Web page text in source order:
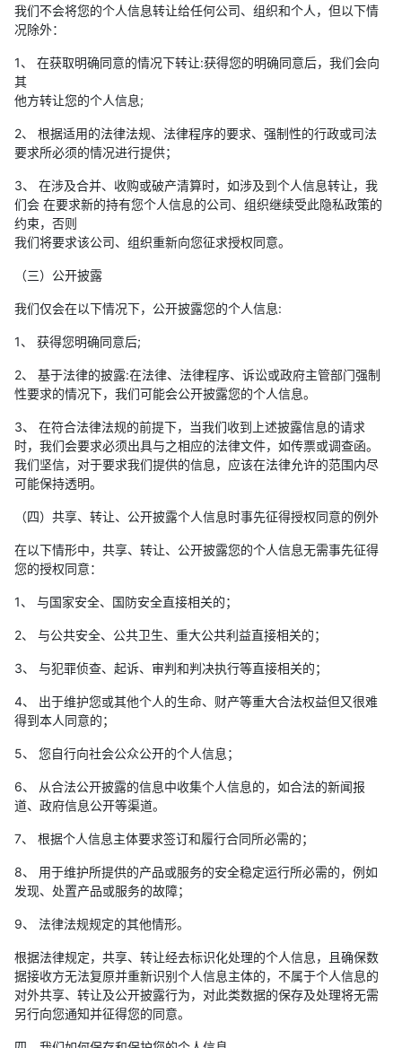
我们不会将您的个人信息转让给任何公司、组织和个人，但以下情
况除外：
1、 在获取明确同意的情况下转让:获得您的明确同意后，我们会向
其
他方转让您的个人信息;
2、 根据适用的法律法规、法律程序的要求、强制性的行政或司法
要求所必须的情况进行提供；
3、 在涉及合并、收购或破产清算时，如涉及到个人信息转让，我
们会 在要求新的持有您个人信息的公司、组织继续受此隐私政策的
约束，否则
我们将要求该公司、组织重新向您征求授权同意。
（三）公开披露
我们仅会在以下情况下，公开披露您的个人信息:
1、 获得您明确同意后;
2、 基于法律的披露:在法律、法律程序、诉讼或政府主管部门强制
性要求的情况下，我们可能会公开披露您的个人信息。
3、 在符合法律法规的前提下，当我们收到上述披露信息的请求
时，我们会要求必须出具与之相应的法律文件，如传票或调查函。
我们坚信，对于要求我们提供的信息，应该在法律允许的范围内尽
可能保持透明。
（四）共享、转让、公开披露个人信息时事先征得授权同意的例外
在以下情形中，共享、转让、公开披露您的个人信息无需事先征得
您的授权同意：
1、 与国家安全、国防安全直接相关的；
2、 与公共安全、公共卫生、重大公共利益直接相关的；
3、 与犯罪侦查、起诉、审判和判决执行等直接相关的；
4、 出于维护您或其他个人的生命、财产等重大合法权益但又很难
得到本人同意的；
5、 您自行向社会公众公开的个人信息；
6、 从合法公开披露的信息中收集个人信息的，如合法的新闻报
道、政府信息公开等渠道。
7、 根据个人信息主体要求签订和履行合同所必需的；
8、 用于维护所提供的产品或服务的安全稳定运行所必需的，例如
发现、处置产品或服务的故障；
9、 法律法规规定的其他情形。
根据法律规定，共享、转让经去标识化处理的个人信息，且确保数
据接收方无法复原并重新识别个人信息主体的，不属于个人信息的
对外共享、转让及公开披露行为，对此类数据的保存及处理将无需
另行向您通知并征得您的同意。